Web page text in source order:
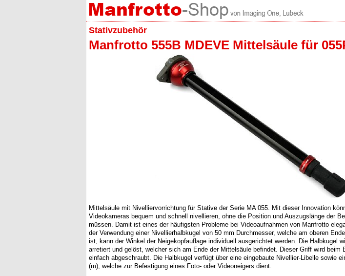
Stativzubehör
Manfrotto 555B MDEVE Mittelsäule für
Mittelsäule mit Nivelliervorrichtung für Stative der Serie MA 055. Mit dieser Innovation
Videokameras bequem und schnell nivellieren, ohne die Position und Auszugslänge der
müssen. Damit ist eines der häufigsten Probleme bei Videoaufnahmen von Manfrotto
der Verwendung einer Nivellierhalbkugel von 50 mm Durchmesser, welche am oberen
ist, kann der Winkel der Neigekopfauflage individuell ausgerichtet werden. Die Halbkugel
arretiert und gelöst, welcher sich am Ende der Mittelsäule befindet. Dieser Griff wird beim
einfach abgeschraubt. Die Halbkugel verfügt über eine eingebaute Nivellier-Libelle sowie
(m), welche zur Befestigung eines Foto- oder Videoneigers dient.